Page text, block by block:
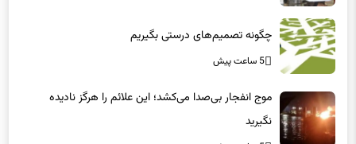
5 ساعت پیش
نگیرید
5 ساعت پیش